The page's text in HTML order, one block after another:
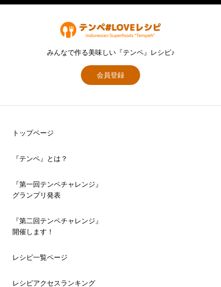
みんなで作る美味しい『テンペ』レシピ♪
会員登録
トップページ
『テンペ』とは？
『第一回テンペチャレンジ』
グランプリ発表
『第二回テンペチャレンジ』
開催します！
レシピ一覧ページ
レシピアクセスランキング